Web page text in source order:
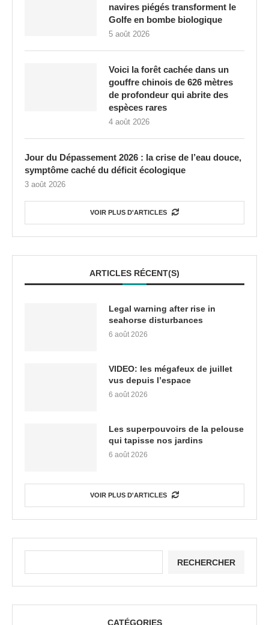
navires piégés transforment le
Golfe en bombe biologique
5 août 2026
Voici la forêt cachée dans un
gouffre chinois de 626 mètres
de profondeur qui abrite des
espèces rares
4 août 2026
Jour du Dépassement 2026 : la crise de l’eau douce,
symptôme caché du déficit écologique
3 août 2026
VOIR PLUS D'ARTICLES
ARTICLES RÉCENT(S)
Legal warning after rise in
seahorse disturbances
6 août 2026
VIDEO: les mégafeux de juillet
vus depuis l’espace
6 août 2026
Les superpouvoirs de la pelouse
qui tapisse nos jardins
6 août 2026
VOIR PLUS D'ARTICLES
RECHERCHER
CATÉGORIES